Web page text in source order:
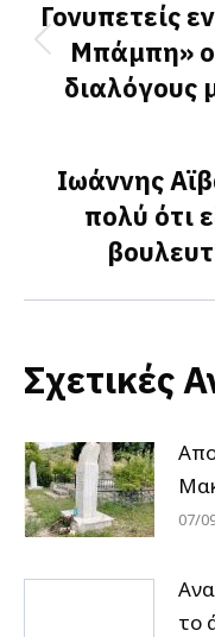
Γονυπετείς
Μπάμπη»
διαλόγους
Ιωάννης
πολύ ότι
Σχετικές
07/
το